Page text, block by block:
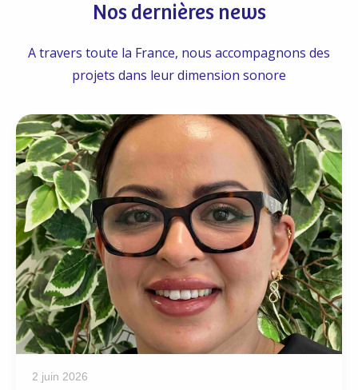
Nos dernières news
A travers toute la France, nous accompagnons des
projets dans leur dimension sonore
2 juin 2026